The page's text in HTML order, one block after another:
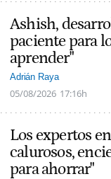
Ashish,
paciente para
aprender"
Adrián Raya
05/08/2026 17:16h
Los expertos
calurosos,
para ahorrar"